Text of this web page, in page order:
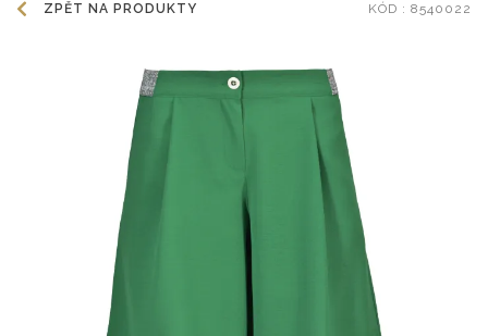
NEPODŠITÉ KABÁTKY
PODŠITÉ KABÁTKY
KALHOTY
ZPĚT NA PRODUKTY KÓD : 8540022